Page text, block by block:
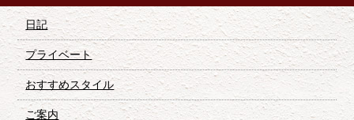
日記
プライベート
おすすめスタイル
ご案内